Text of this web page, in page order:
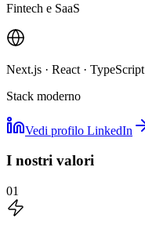
Fintech e SaaS
Next.js · React · TypeScript
Stack moderno
Vedi profilo LinkedIn
I nostri valori
01